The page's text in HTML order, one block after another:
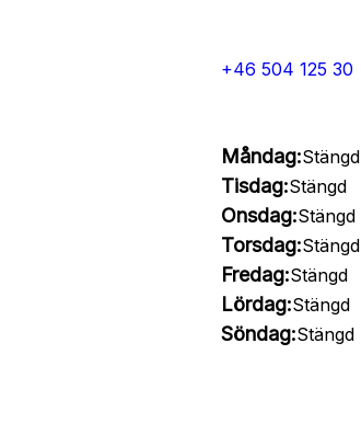
+46 504 125 30
Måndag:Stängd
Tisdag:Stängd
Onsdag:Stängd
Torsdag:Stängd
Fredag:Stängd
Lördag:Stängd
Söndag:Stängd